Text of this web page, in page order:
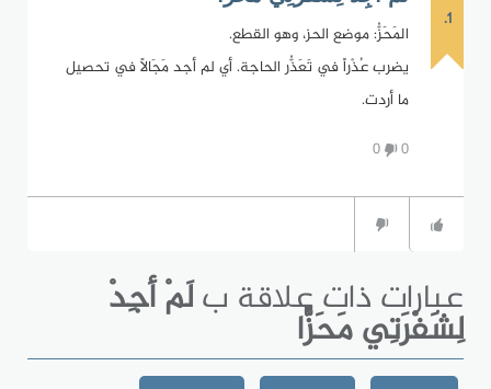
1.
المَحَزُّ: موضع الحز، وهو القطع.
يضرب عُذْراً في تَعَذُّر الحاجة. أي لم أجد مَجَالاً في تحصيل
ما أردت.
0
0
عبارات ذات علاقة بلَمْ أجِدْ
لِشَفْرَتِي مَحَزًّا